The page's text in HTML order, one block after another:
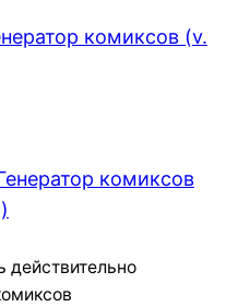
комиксов (v.
комиксов
действительно